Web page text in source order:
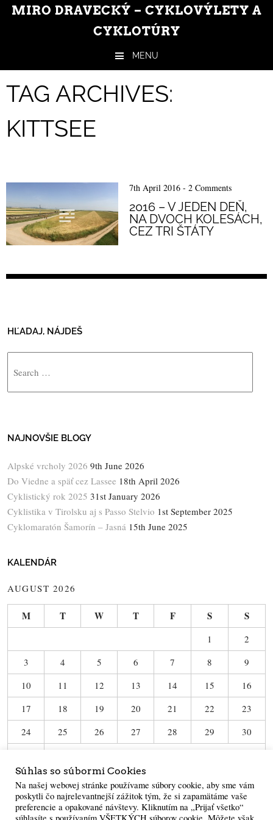
MIRO DRAVECKÝ – CYKLOVÝLETY A
CYKLOTÚRY
MENU
TAG ARCHIVES:
KITTSEE
7th April 2016 - 2 Comments
2016 – V JEDEN DEŇ,
NA DVOCH KOLESÁCH,
CEZ TRI ŠTÁTY
HĽADAJ, NÁJDEŠ
NAJNOVŠIE BLOGY
Alpské vrcholy 2026 9th June 2026
Do Viedne a späť cez Lassee 18th April 2026
Cyklistický rok 2025 31st January 2026
Cyklistika v Tirolsku aj s Passo Stelvio 1st September 2025
Cyklomaratón Šamorín – Jasná 15th June 2025
KALENDÁR
AUGUST 2026
M T W T F S S
1
2
3
4 5 6 7 8
9
10
11 12 13 14 15
16
17
18 19 20 21 22
23
24
25 26 27 28 29
30
« Jun
Súhlas so súbormi Cookies
Na našej webovej stránke používame súbory cookie, aby sme vám
poskytli čo najrelevantnejší zážitok tým, že si zapamätáme vaše
preferencie a opakované návštevy. Kliknutím na „Prijať všetko“